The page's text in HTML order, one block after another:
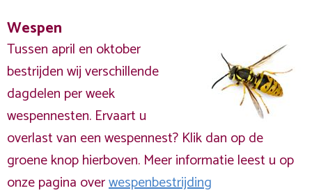
Wespen
Tussen april en oktober
bestrijden wij verschillende
dagdelen per week
wespennesten. Ervaart u
overlast van een wespennest? Klik dan op de
groene knop hierboven. Meer informatie leest u op
onze pagina overwespenbestrijding